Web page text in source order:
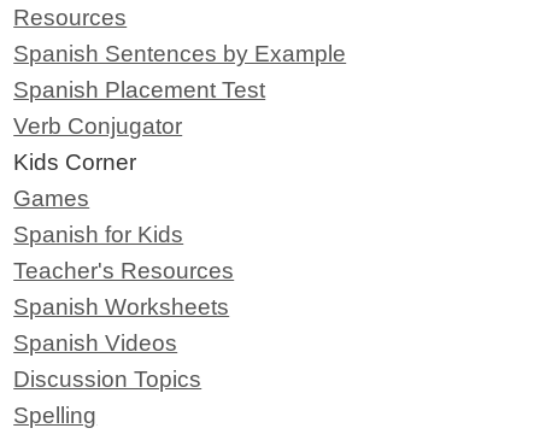
Resources
Spanish Sentences by Example
Spanish Placement Test
Verb Conjugator
Kids Corner
Games
Spanish for Kids
Teacher's Resources
Spanish Worksheets
Spanish Videos
Discussion Topics
Spelling